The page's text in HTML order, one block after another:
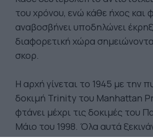
του χρόνου, ενώ κάθε ήχος και
αναβοσβήνει υποδηλώνει
διαφορετική χώρα
σκορ.
Η αρχή γίνεται το 1945 με την
δοκιμή Trinity του Manhattan
φτάνει μέχρι τις δοκιμές του
Μάιο του 1998. Όλα αυτά